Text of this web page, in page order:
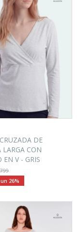
DE
LARGA CON
EN V - GRIS
799
26